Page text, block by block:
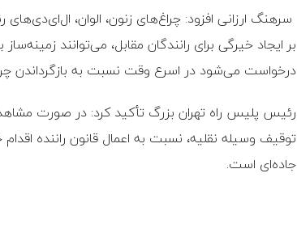
سرهنگ ارزانی افزود: چراغ‌های زنون، الوان،
بر ایجاد خیرگی برای رانندگان مقابل، می‌توانند
درخواست می‌شود در اسرع وقت نسبت به بازگرداندن
رئیس پلیس راه تهران بزرگ تأکید کرد: در صورت
توقیف وسیله نقلیه، نسبت به اعمال قانون راننده
جاده‌ای است.